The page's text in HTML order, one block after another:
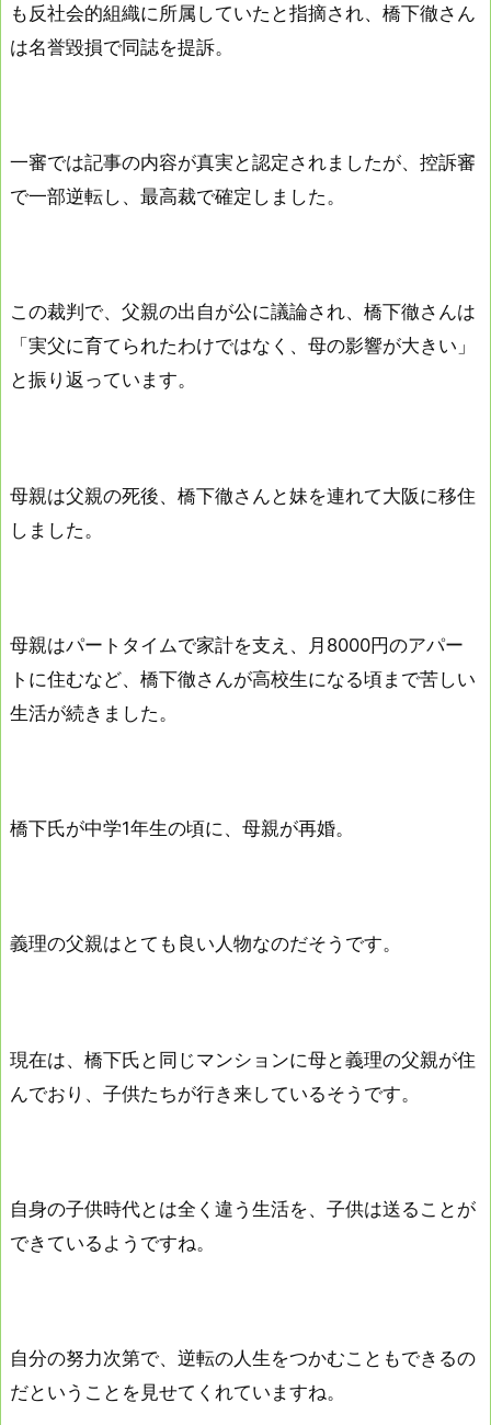
も反社会的組織に所属していたと指摘され、橋下徹さん
は名誉毀損で同誌を提訴。
一審では記事の内容が真実と認定されましたが、控訴審
で一部逆転し、最高裁で確定しました。
この裁判で、父親の出自が公に議論され、橋下徹さんは
「実父に育てられたわけではなく、母の影響が大きい」
と振り返っています。
母親は父親の死後、橋下徹さんと妹を連れて大阪に移住
しました。
母親はパートタイムで家計を支え、月8000円のアパー
トに住むなど、橋下徹さんが高校生になる頃まで苦しい
生活が続きました。
橋下氏が中学1年生の頃に、母親が再婚。
義理の父親はとても良い人物なのだそうです。
現在は、橋下氏と同じマンションに母と義理の父親が住
んでおり、子供たちが行き来しているそうです。
自身の子供時代とは全く違う生活を、子供は送ることが
できているようですね。
自分の努力次第で、逆転の人生をつかむこともできるの
だということを見せてくれていますね。